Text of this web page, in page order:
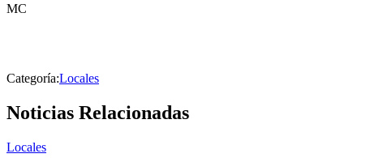
MC
Categoría:Locales
Noticias Relacionadas
Locales